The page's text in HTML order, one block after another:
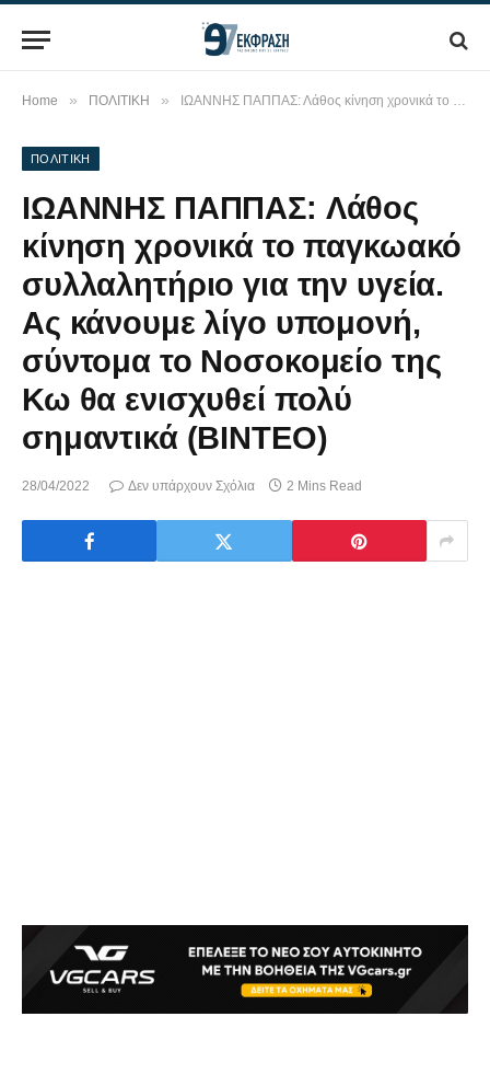
Home » ΠΟΛΙΤΙΚΗ » ΙΩΑΝΝΗΣ ΠΑΠΠΑΣ: Λάθος κίνηση χρονικά το παγκωακό συλλαλητήριο για την υγεία. Ας κάνουμε λίγο υπομονή, σύντομα το Νοσοκομείο της Κω θα ενισχυθεί πολύ σημαντικά (BINTEO)
ΠΟΛΙΤΙΚΗ
ΙΩΑΝΝΗΣ ΠΑΠΠΑΣ: Λάθος
κίνηση χρονικά το παγκωακό
συλλαλητήριο για την υγεία.
Ας κάνουμε λίγο υπομονή,
σύντομα το Νοσοκομείο της
Κω θα ενισχυθεί πολύ
σημαντικά (BINTEO)
28/04/2022 Δεν υπάρχουν Σχόλια 2 Mins Read